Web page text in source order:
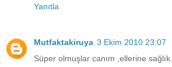
Yanıtla
Mutfaktakiruya 3 Ekim 2010 23:07
Süper olmuşlar canım ,ellerine